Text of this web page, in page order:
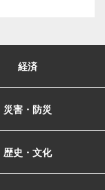
経済
災害・防災
歴史・文化